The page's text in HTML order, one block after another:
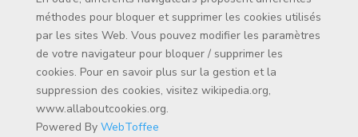
méthodes pour bloquer et supprimer les cookies utilisés
par les sites Web. Vous pouvez modifier les paramètres
de votre navigateur pour bloquer / supprimer les
cookies. Pour en savoir plus sur la gestion et la
suppression des cookies, visitez wikipedia.org,
www.allaboutcookies.org.
Powered By WebToffee